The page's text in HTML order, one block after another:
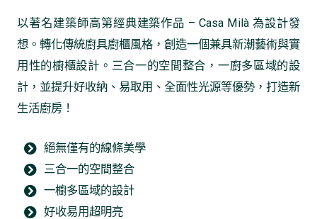
以著名建築師高第經典建築作品 – Casa Milà 為設計發
想。轉化傳統廚具廚櫃風格，創造一個兼具新潮藝術與實
用性的櫥櫃設計。 三合一的空間整合，一廚多區域的設
計，並提升好收納、易取用、全面性光源等優勢，打造新
生活廚房！
絕無僅有的線條美學
三合一的空間整合
一櫥多區域的設計
好收易用超明亮